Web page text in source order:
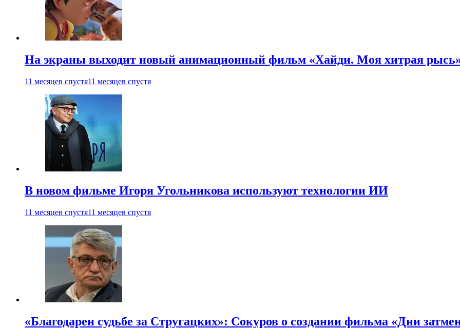
На экраны выходит новый анимационный фильм «Хайди. Моя хитрая
11 месяцев спустя11 месяцев спустя
В новом фильме Игоря Угольникова используют технологии ИИ
11 месяцев спустя11 месяцев спустя
«Благодарен судьбе за Стругацких»: Сокуров о создании фильма «Дни